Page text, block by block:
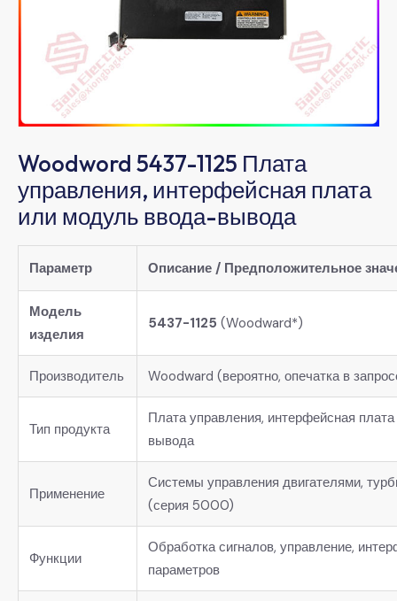
Woodword 5437-1125 Плата
управления, интерфейсная плата
или модуль ввода-вывода
Параметр Описание / Предположительное
Модель
изделия
5437-1125 (Woodward*)
Производитель Woodward (вероятно, опечатка в
Тип продукта
Плата управления, интерфейсная
вывода
Применение
Системы управления двигателями,
(серия 5000)
Функции
Обработка сигналов, управление,
параметров